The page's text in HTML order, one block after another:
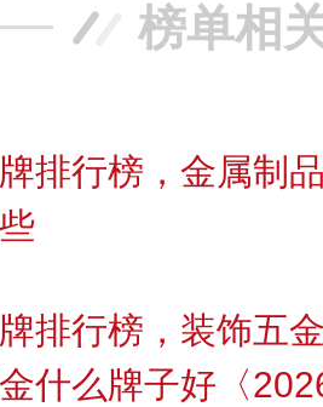
榜单相
排行榜，金属制
排行榜，装饰五
什么牌子好〈